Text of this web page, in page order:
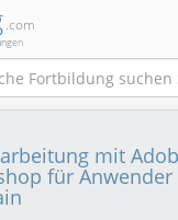
.com
mit
für